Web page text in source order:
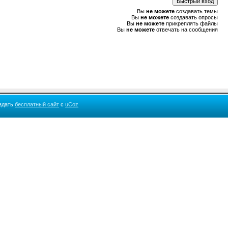
Вы не можете создавать темы
Вы не можете создавать опросы
Вы не можете прикреплять файлы
Вы не можете отвечать на сообщения
бесплатный сайт с uCoz